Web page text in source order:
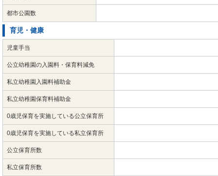
都市公園数
育児・健康
児童手当
公立幼稚園の入園料・保育料減免
私立幼稚園入園料補助金
私立幼稚園保育料補助金
0歳児保育を実施している公立保育所
0歳児保育を実施している私立保育所
公立保育所数
私立保育所数